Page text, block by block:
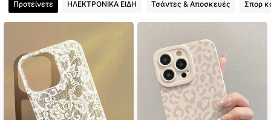
14K Ακόλουθοι
4.90
Προτείνετε ΗΛΕΚΤΡΟΝΙΚΑ ΕΙΔΗ Τσάντες & Αποσκευές Σπορ